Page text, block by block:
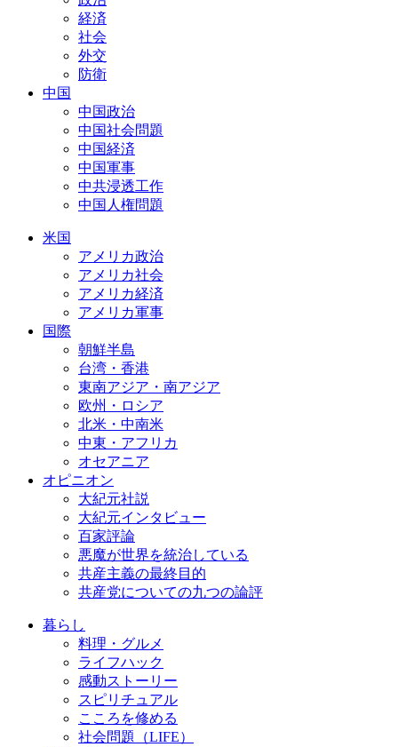
経済
社会
外交
防衛
中国
中国政治
中国社会問題
中国経済
中国軍事
中共浸透工作
中国人権問題
米国
アメリカ政治
アメリカ社会
アメリカ経済
アメリカ軍事
国際
朝鮮半島
台湾・香港
東南アジア・南アジア
欧州・ロシア
北米・中南米
中東・アフリカ
オセアニア
オピニオン
大紀元社説
大紀元インタビュー
百家評論
悪魔が世界を統治している
共産主義の最終目的
共産党についての九つの論評
暮らし
料理・グルメ
ライフハック
感動ストーリー
スピリチュアル
こころを修める
社会問題（LIFE）